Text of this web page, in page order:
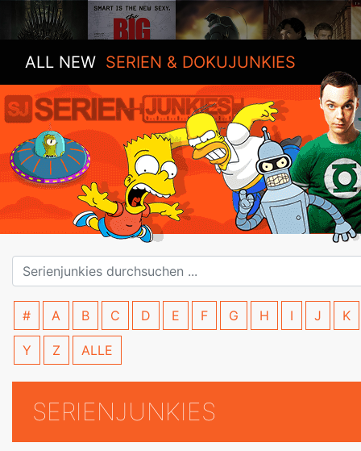
ALL NEW SERIEN & DOKUJUNKIES
# A B C D E F G H I J K
Y Z ALLE
SERIENJUNKIES